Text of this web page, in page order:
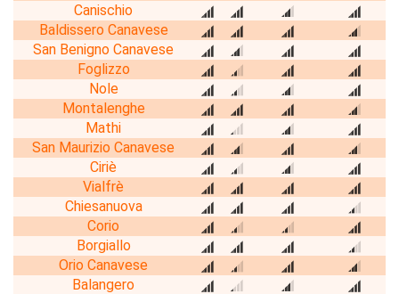
Canischio
Baldissero Canavese
San Benigno Canavese
Foglizzo
Nole
Montalenghe
Mathi
San Maurizio Canavese
Ciriè
Vialfrè
Chiesanuova
Corio
Borgiallo
Orio Canavese
Balangero